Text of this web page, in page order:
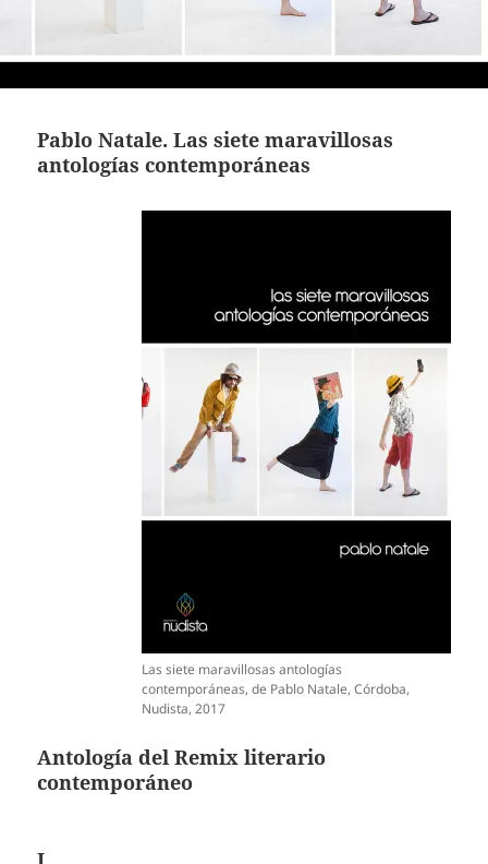
Pablo Natale. Las siete maravillosas
antologías contemporáneas
Las siete maravillosas antologías
contemporáneas, de Pablo Natale, Córdoba,
Nudista, 2017
Antología del Remix literario
contemporáneo